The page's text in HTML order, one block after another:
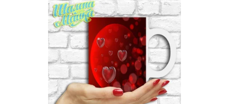
Отправка по Украине каждый
день
ПОЛНАЯ ВЕРСИЯ САЙТА